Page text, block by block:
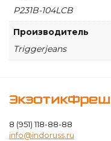
P231B-104LCB
Производитель
Triggerjeans
ЭкзотикФреш
8 (951) 118-88-88
info@indoruss.ru